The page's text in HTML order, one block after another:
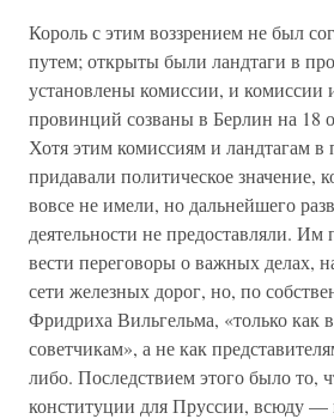
Король с этим воззрением не был
путем; открыты были ландтаги в
установлены комиссии, и комиссии
провинций созваны в Берлин на 18
Хотя этим комиссиям и ландтагам
придавали политическое значение,
вовсе не имели, но дальнейшего
деятельности не предоставляли. Им
вести переговоры о важных делах,
сети железных дорог, но, по
Фридриха Вильгельма, «только как
советчикам», а не как
либо. Последствием этого было то,
конституции для Пруссии, всюду